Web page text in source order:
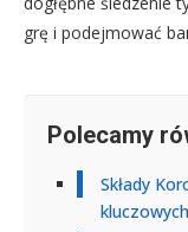
grę i podejmować
Polecamy
Składy